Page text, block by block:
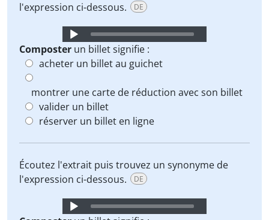
l'expression ci-dessous.
DE
Audio
Player
Composter un billet signifie :
acheter un billet au guichet
montrer une carte de réduction avec son billet
valider un billet
réserver un billet en ligne
Écoutez l'extrait puis trouvez un synonyme de
l'expression ci-dessous.
DE
Audio